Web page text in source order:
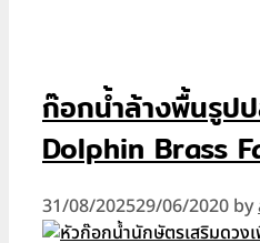
ก๊อกน้ำล้างพื้นรูปป
Dolphin Brass
31/08/202529/06/2020 by